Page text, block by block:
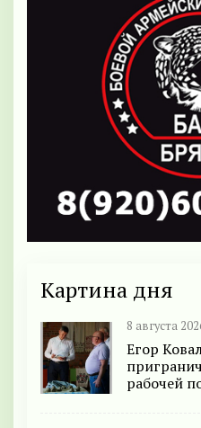
Картина дня
8 августа
Егор
рабочей